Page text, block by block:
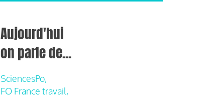
Aujourd'hui
on parle de...
SciencesPo,
FO France travail,